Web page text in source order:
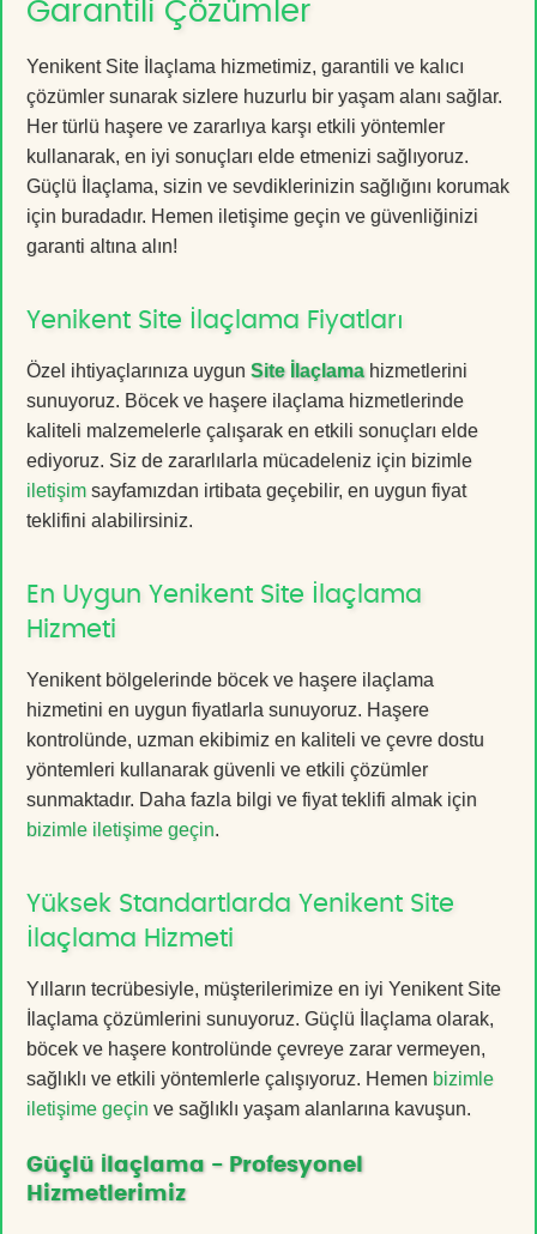
Garantili Çözümler
Yenikent Site İlaçlama hizmetimiz, garantili ve kalıcı
çözümler sunarak sizlere huzurlu bir yaşam alanı sağlar.
Her türlü haşere ve zararlıya karşı etkili yöntemler
kullanarak, en iyi sonuçları elde etmenizi sağlıyoruz.
Güçlü İlaçlama, sizin ve sevdiklerinizin sağlığını korumak
için buradadır. Hemen iletişime geçin ve güvenliğinizi
garanti altına alın!
Yenikent Site İlaçlama Fiyatları
Özel ihtiyaçlarınıza uygun Site İlaçlamahizmetlerini
sunuyoruz. Böcek ve haşere ilaçlama hizmetlerinde
kaliteli malzemelerle çalışarak en etkili sonuçları elde
ediyoruz. Siz de zararlılarla mücadeleniz için bizimle
iletişim sayfamızdan irtibata geçebilir, en uygun fiyat
teklifini alabilirsiniz.
En Uygun Yenikent Site İlaçlama
Hizmeti
Yenikent bölgelerinde böcek ve haşere ilaçlama
hizmetini en uygun fiyatlarla sunuyoruz. Haşere
kontrolünde, uzman ekibimiz en kaliteli ve çevre dostu
yöntemleri kullanarak güvenli ve etkili çözümler
sunmaktadır. Daha fazla bilgi ve fiyat teklifi almak için
bizimle iletişime geçin.
Yüksek Standartlarda Yenikent Site
İlaçlama Hizmeti
Yılların tecrübesiyle, müşterilerimize en iyi Yenikent Site
İlaçlama çözümlerini sunuyoruz. Güçlü İlaçlama olarak,
böcek ve haşere kontrolünde çevreye zarar vermeyen,
sağlıklı ve etkili yöntemlerle çalışıyoruz. Hemen bizimle
iletişime geçin ve sağlıklı yaşam alanlarına kavuşun.
Güçlü İlaçlama - Profesyonel
Hizmetlerimiz